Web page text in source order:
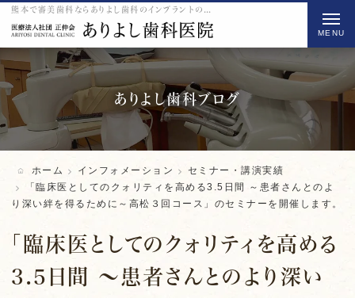
熊本で審美歯科ならありよし歯科のインプラントの「臨床医としてのクォリティを高める3.5日間 ～患者さんとのより深い絆を得るために～高松３回コース」のセミナーを開催します。をご紹介
ありよし歯科ブログ
ホーム インフォメーション
セミナー・講演実績
「臨床医としてのクォリティを高める3.5日間 ～患者さんとのよ
り深い絆を得るために～高松３回コース」のセミナーを開催します。
「臨床医としてのクォリティを高める
3.5日間 ～患者さんとのより深い
t
o
g
l
v
i
a